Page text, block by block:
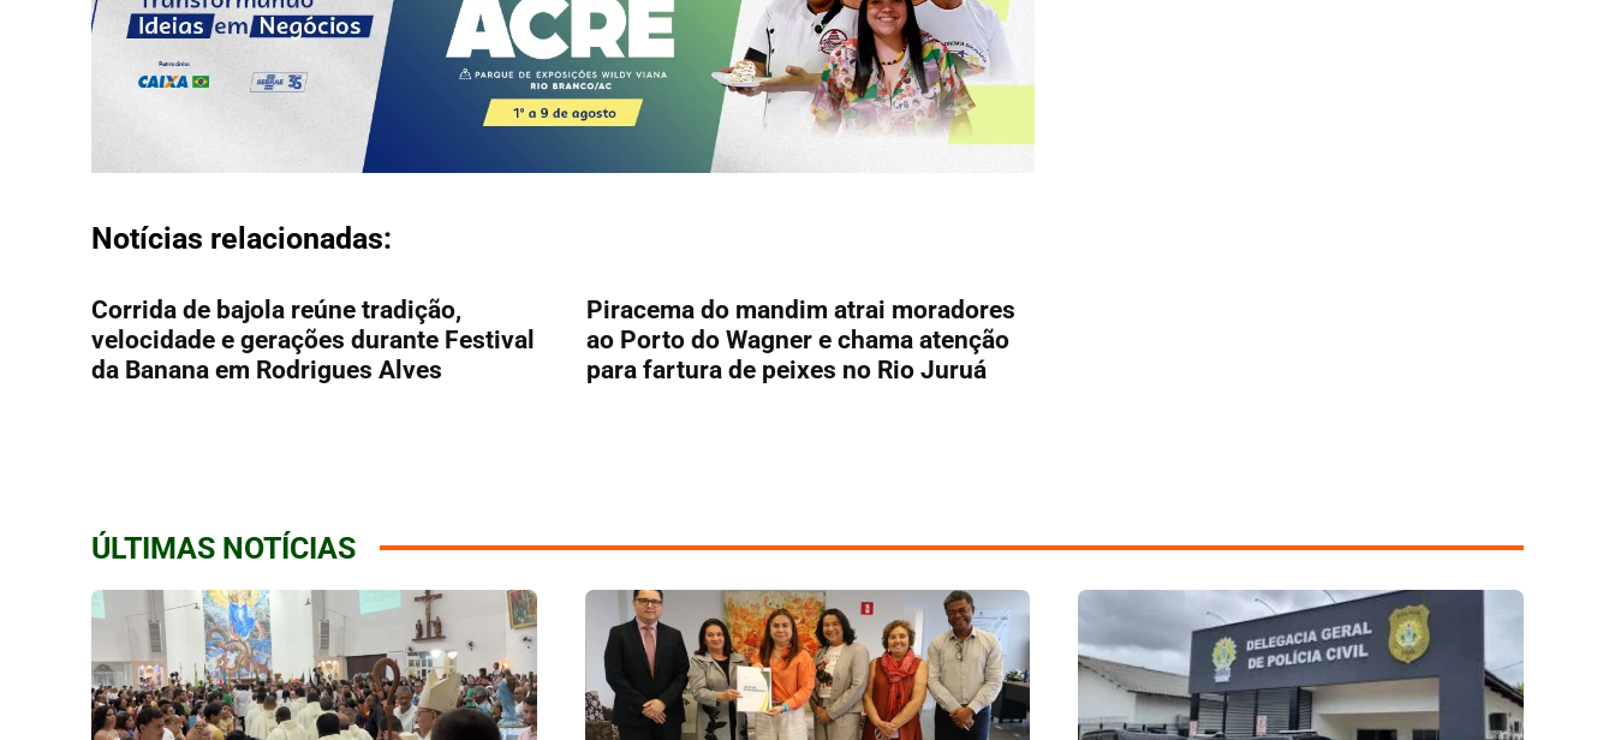
Notícias relacionadas:
Corrida de bajola reúne tradição,
velocidade e gerações durante Festival
da Banana em Rodrigues Alves
Piracema do mandim atrai moradores
ao Porto do Wagner e chama atenção
para fartura de peixes no Rio Juruá
ÚLTIMAS NOTÍCIAS